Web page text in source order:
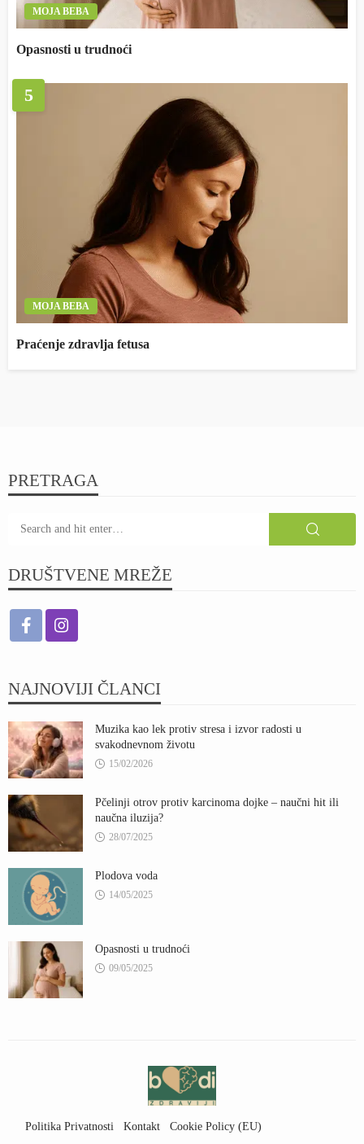
MOJA BEBA
Opasnosti u trudnoći
5
MOJA BEBA
Praćenje zdravlja fetusa
PRETRAGA
DRUŠTVENE MREŽE
NAJNOVIJI ČLANCI
Muzika kao lek protiv stresa i izvor radosti u
svakodnevnom životu
15/02/2026
Pčelinji otrov protiv karcinoma dojke – naučni hit ili
naučna iluzija?
28/07/2025
Plodova voda
14/05/2025
Opasnosti u trudnoći
09/05/2025
Politika Privatnosti Kontakt Cookie Policy (EU)